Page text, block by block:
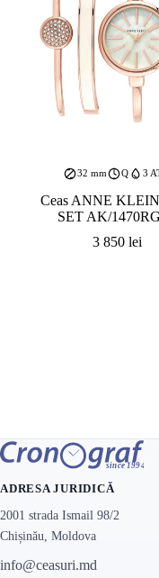
32 mm Q 3
Ceas ANNE
SET AK/
3 850lei
ADRESA JURIDICĂ
2001 strada Ismail 98/2
Chișinău, Moldova
info@ceasuri.md